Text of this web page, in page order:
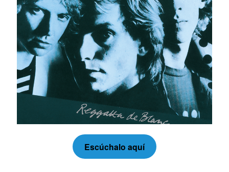
Escúchalo aquí